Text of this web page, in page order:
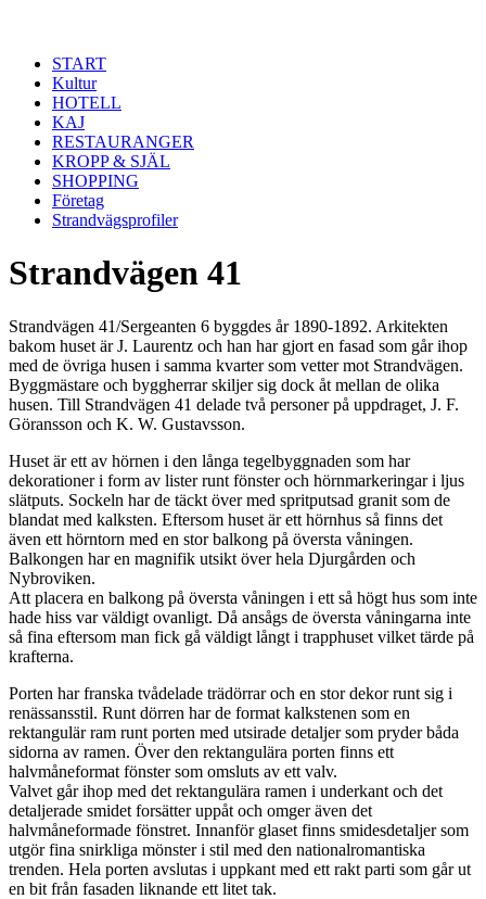
START
Kultur
HOTELL
KAJ
RESTAURANGER
KROPP & SJÄL
SHOPPING
Företag
Strandvägsprofiler
Strandvägen 41
Strandvägen 41/Sergeanten 6 byggdes år 1890-1892. Arkitekten
bakom huset är J. Laurentz och han har gjort en fasad som går ihop
med de övriga husen i samma kvarter som vetter mot Strandvägen.
Byggmästare och byggherrar skiljer sig dock åt mellan de olika
husen. Till Strandvägen 41 delade två personer på uppdraget, J. F.
Göransson och K. W. Gustavsson.
Huset är ett av hörnen i den långa tegelbyggnaden som har
dekorationer i form av lister runt fönster och hörnmarkeringar i ljus
slätputs. Sockeln har de täckt över med spritputsad granit som de
blandat med kalksten. Eftersom huset är ett hörnhus så finns det
även ett hörntorn med en stor balkong på översta våningen.
Balkongen har en magnifik utsikt över hela Djurgården och
Nybroviken.
Att placera en balkong på översta våningen i ett så högt hus som inte
hade hiss var väldigt ovanligt. Då ansågs de översta våningarna inte
så fina eftersom man fick gå väldigt långt i trapphuset vilket tärde på
krafterna.
Porten har franska tvådelade trädörrar och en stor dekor runt sig i
renässansstil. Runt dörren har de format kalkstenen som en
rektangulär ram runt porten med utsirade detaljer som pryder båda
sidorna av ramen. Över den rektangulära porten finns ett
halvmåneformat fönster som omsluts av ett valv.
Valvet går ihop med det rektangulära ramen i underkant och det
detaljerade smidet forsätter uppåt och omger även det
halvmåneformade fönstret. Innanför glaset finns smidesdetaljer som
utgör fina snirkliga mönster i stil med den nationalromantiska
trenden. Hela porten avslutas i uppkant med ett rakt parti som går ut
en bit från fasaden liknande ett litet tak.